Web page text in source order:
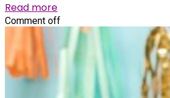
Read more
Comment off